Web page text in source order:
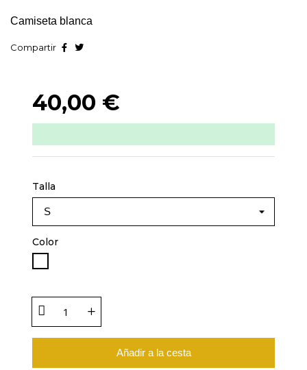
Camiseta blanca
Compartir
40,00 €
Talla
Color
Añadir a la cesta